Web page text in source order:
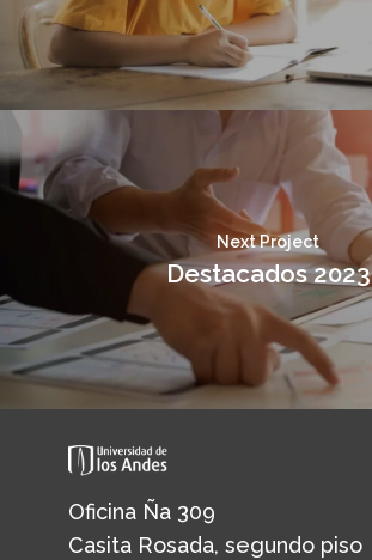
Next Project
Destacados 2023
Oficina Ña 309
Casita Rosada, segundo piso